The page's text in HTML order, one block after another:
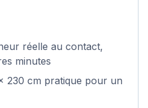
réelle au contact,
minutes
230 cm pratique pour un